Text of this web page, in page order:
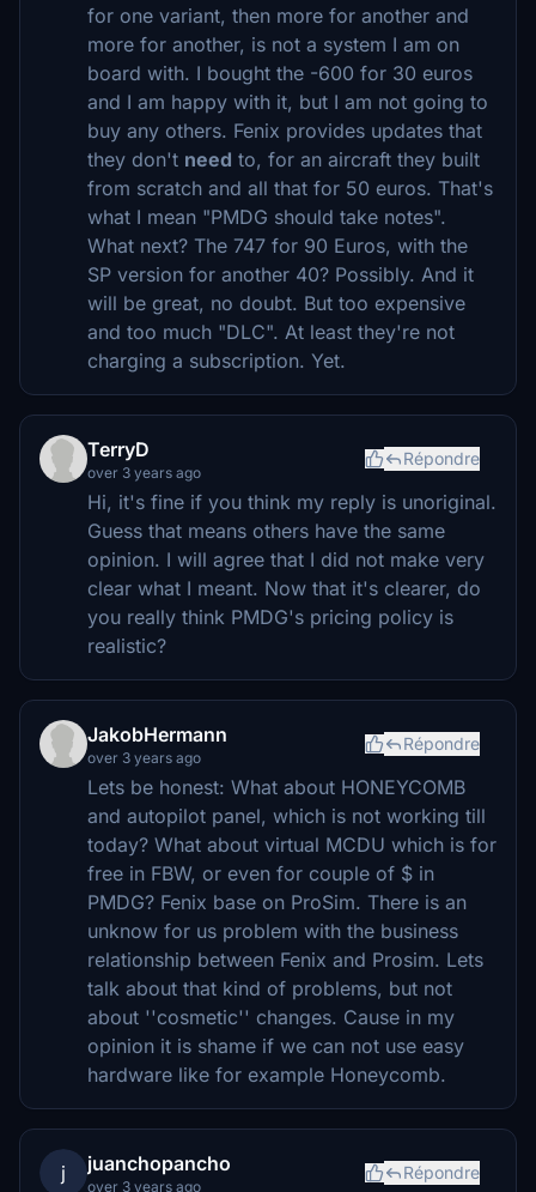
for one variant, then more for another and
more for another, is not a system I am on
board with. I bought the -600 for 30 euros
and I am happy with it, but I am not going to
buy any others. Fenix provides updates that
they don't need to, for an aircraft they built
from scratch and all that for 50 euros. That's
what I mean "PMDG should take notes".
What next? The 747 for 90 Euros, with the
SP version for another 40? Possibly. And it
will be great, no doubt. But too expensive
and too much "DLC". At least they're not
charging a subscription. Yet.
TerryD
over 3 years ago
Répondre
Hi, it's fine if you think my reply is unoriginal.
Guess that means others have the same
opinion. I will agree that I did not make very
clear what I meant. Now that it's clearer, do
you really think PMDG's pricing policy is
realistic?
JakobHermann
over 3 years ago
Répondre
Lets be honest: What about HONEYCOMB
and autopilot panel, which is not working till
today? What about virtual MCDU which is for
free in FBW, or even for couple of $ in
PMDG? Fenix base on ProSim. There is an
unknow for us problem with the business
relationship between Fenix and Prosim. Lets
talk about that kind of problems, but not
about ''cosmetic'' changes. Cause in my
opinion it is shame if we can not use easy
hardware like for example Honeycomb.
j juanchopancho
over 3 years ago
Répondre